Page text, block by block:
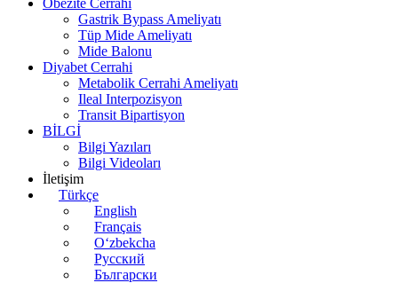
Obezite Cerrahi
Gastrik Bypass Ameliyatı
Tüp Mide Ameliyatı
Mide Balonu
Diyabet Cerrahi
Metabolik Cerrahi Ameliyatı
Ileal Interpozisyon
Transit Bipartisyon
BİLGİ
Bilgi Yazıları
Bilgi Videoları
İletişim
Türkçe
English
Français
O‘zbekcha
Русский
Български